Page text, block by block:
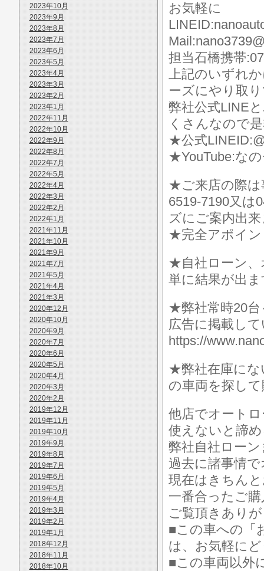
2023年10月
2023年9月
2023年8月
2023年7月
2023年6月
2023年5月
2023年4月
2023年3月
2023年2月
2023年1月
2022年11月
2022年10月
2022年9月
2022年8月
2022年7月
2022年5月
2022年4月
2022年3月
2022年2月
2022年1月
2021年11月
2021年10月
2021年9月
2021年7月
2021年5月
2021年4月
2021年3月
2020年12月
2020年10月
2020年9月
2020年7月
2020年6月
2020年5月
2020年4月
2020年3月
2020年2月
2019年12月
2019年11月
2019年10月
2019年9月
2019年8月
2019年7月
2019年6月
2019年5月
2019年4月
2019年3月
2019年2月
2019年1月
2018年12月
2018年11月
2018年10月
お気軽に
担当石橋携帯
上記のいずれ
ーズにやり取
弊社公式LINE
くさんなので
★公式
★YouTube:な
★ご来店の際は
6519-7190又は
ズにご案内出
★完全アポイ
★自社ローン、
単に結果が出
★弊社常時20台
広告に掲載し
https://
★弊社在庫にな
の車両を探し
他店でオート
使えないと諦
弊社自社ロー
過去に諸事情
現在はきちん
一番合ったご
ご覧頂きあり
■この車への「
は、お気軽に
■この車両以外